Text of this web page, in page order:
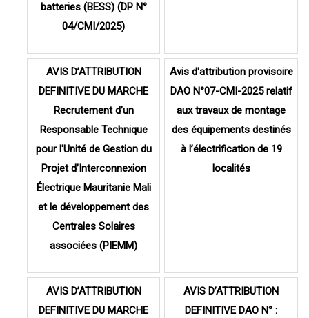
batteries (BESS) (DP N°
04/CMI/2025)
Avis d'attribution provisoire
DAO N°07-CMI-2025 relatif
aux travaux de montage
des équipements destinés
à l’électrification de 19
localités
AVIS D’ATTRIBUTION
DEFINITIVE DU MARCHE
Recrutement d’un
Responsable Technique
pour l'Unité de Gestion du
Projet d’Interconnexion
Électrique Mauritanie Mali
et le développement des
Centrales Solaires
associées (PIEMM)
AVIS D’ATTRIBUTION
DEFINITIVE DAO N° :
AVIS D’ATTRIBUTION
DEFINITIVE DU MARCHE